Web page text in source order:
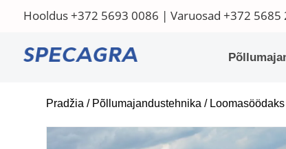
Hooldus+372 5693 0086 | Varuosad +372 5685
Pradžia / Põllumajandustehnika /